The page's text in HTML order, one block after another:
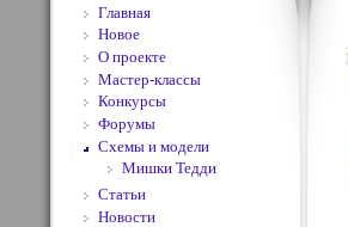
Главная
Новое
О проекте
Мастер-классы
Конкурсы
Форумы
Схемы и модели
Мишки Тедди
Статьи
Новости